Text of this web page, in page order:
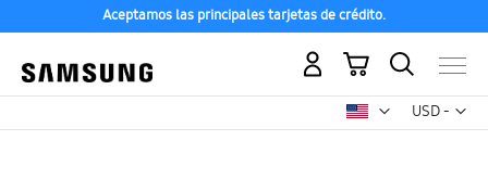
Aceptamos las principales tarjetas de crédito.
USD -
dólar
Mi carrito